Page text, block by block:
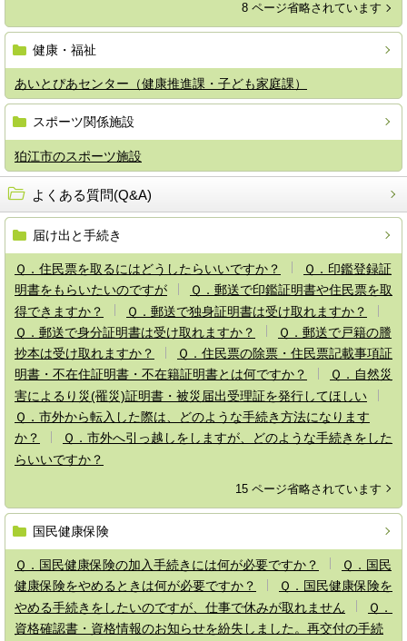
8 ページ省略されています
健康・福祉
あいとぴあセンター（健康推進課・子ども家庭課）
スポーツ関係施設
狛江市のスポーツ施設
よくある質問(Q&A)
届け出と手続き
Ｑ．住民票を取るにはどうしたらいいですか？
Ｑ．印鑑登録証
明書をもらいたいのですが
Ｑ．郵送で印鑑証明書や住民票を取
得できますか？
Ｑ．郵送で独身証明書は受け取れますか？
Ｑ．郵送で身分証明書は受け取れますか？
Ｑ．郵送で戸籍の謄
抄本は受け取れますか？
Ｑ．住民票の除票・住民票記載事項証
明書・不在住証明書・不在籍証明書とは何ですか？
Ｑ．自然災
害によるり災(罹災)証明書・被災届出受理証を発行してほしい
Ｑ．市外から転入した際は、どのような手続き方法になります
か？
Ｑ．市外へ引っ越しをしますが、どのような手続きをした
らいいですか？
15 ページ省略されています
国民健康保険
Ｑ．国民健康保険の加入手続きには何が必要ですか？
Ｑ．国民
健康保険をやめるときは何が必要ですか？
Ｑ．国民健康保険を
やめる手続きをしたいのですが、仕事で休みが取れません
Ｑ．
資格確認書・資格情報のお知らせを紛失しました。再交付の手続